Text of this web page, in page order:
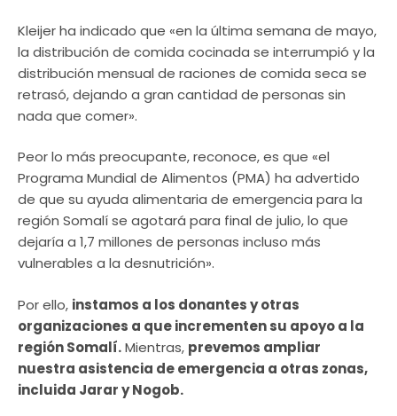
Kleijer ha indicado que «en la última semana de mayo,
la distribución de comida cocinada se interrumpió y la
distribución mensual de raciones de comida seca se
retrasó, dejando a gran cantidad de personas sin
nada que comer».
Peor lo más preocupante, reconoce, es que «el
Programa Mundial de Alimentos (PMA) ha advertido
de que su ayuda alimentaria de emergencia para la
región Somalí se agotará para final de julio, lo que
dejaría a 1,7 millones de personas incluso más
vulnerables a la desnutrición».
Por ello, instamos a los donantes y otras
organizaciones a que incrementen su apoyo a la
región Somalí.Mientras, prevemos ampliar
nuestra asistencia de emergencia a otras zonas,
incluida Jarar y Nogob.